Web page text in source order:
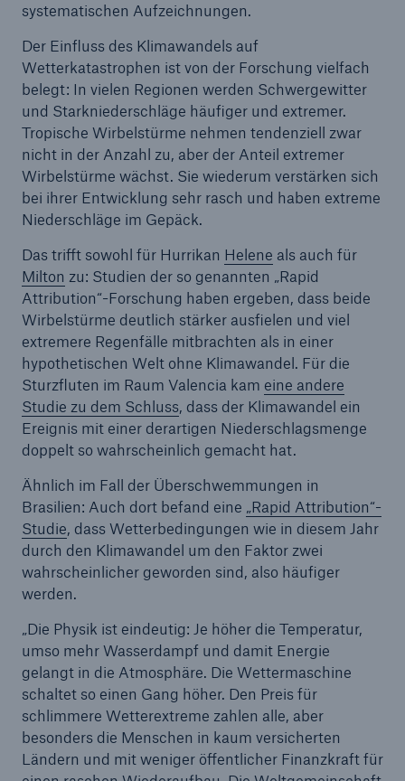
systematischen Aufzeichnungen.
Der Einfluss des Klimawandels auf
Wetterkatastrophen ist von der Forschung vielfach
belegt: In vielen Regionen werden Schwergewitter
und Starkniederschläge häufiger und extremer.
Tropische Wirbelstürme nehmen tendenziell zwar
nicht in der Anzahl zu, aber der Anteil extremer
Wirbelstürme wächst. Sie wiederum verstärken sich
bei ihrer Entwicklung sehr rasch und haben extreme
Niederschläge im Gepäck.
Das trifft sowohl für Hurrikan Helene als auch für
Milton zu: Studien der so genannten „Rapid
Attribution“-Forschung haben ergeben, dass beide
Wirbelstürme deutlich stärker ausfielen und viel
extremere Regenfälle mitbrachten als in einer
hypothetischen Welt ohne Klimawandel. Für die
Sturzfluten im Raum Valencia kam eine andere
Studie zu dem Schluss, dass der Klimawandel ein
Ereignis mit einer derartigen Niederschlagsmenge
doppelt so wahrscheinlich gemacht hat.
Ähnlich im Fall der Überschwemmungen in
Brasilien: Auch dort befand eine „Rapid Attribution“-
Studie, dass Wetterbedingungen wie in diesem Jahr
durch den Klimawandel um den Faktor zwei
wahrscheinlicher geworden sind, also häufiger
werden.
„Die Physik ist eindeutig: Je höher die Temperatur,
umso mehr Wasserdampf und damit Energie
gelangt in die Atmosphäre. Die Wettermaschine
schaltet so einen Gang höher. Den Preis für
schlimmere Wetterextreme zahlen alle, aber
besonders die Menschen in kaum versicherten
Ländern und mit weniger öffentlicher Finanzkraft für